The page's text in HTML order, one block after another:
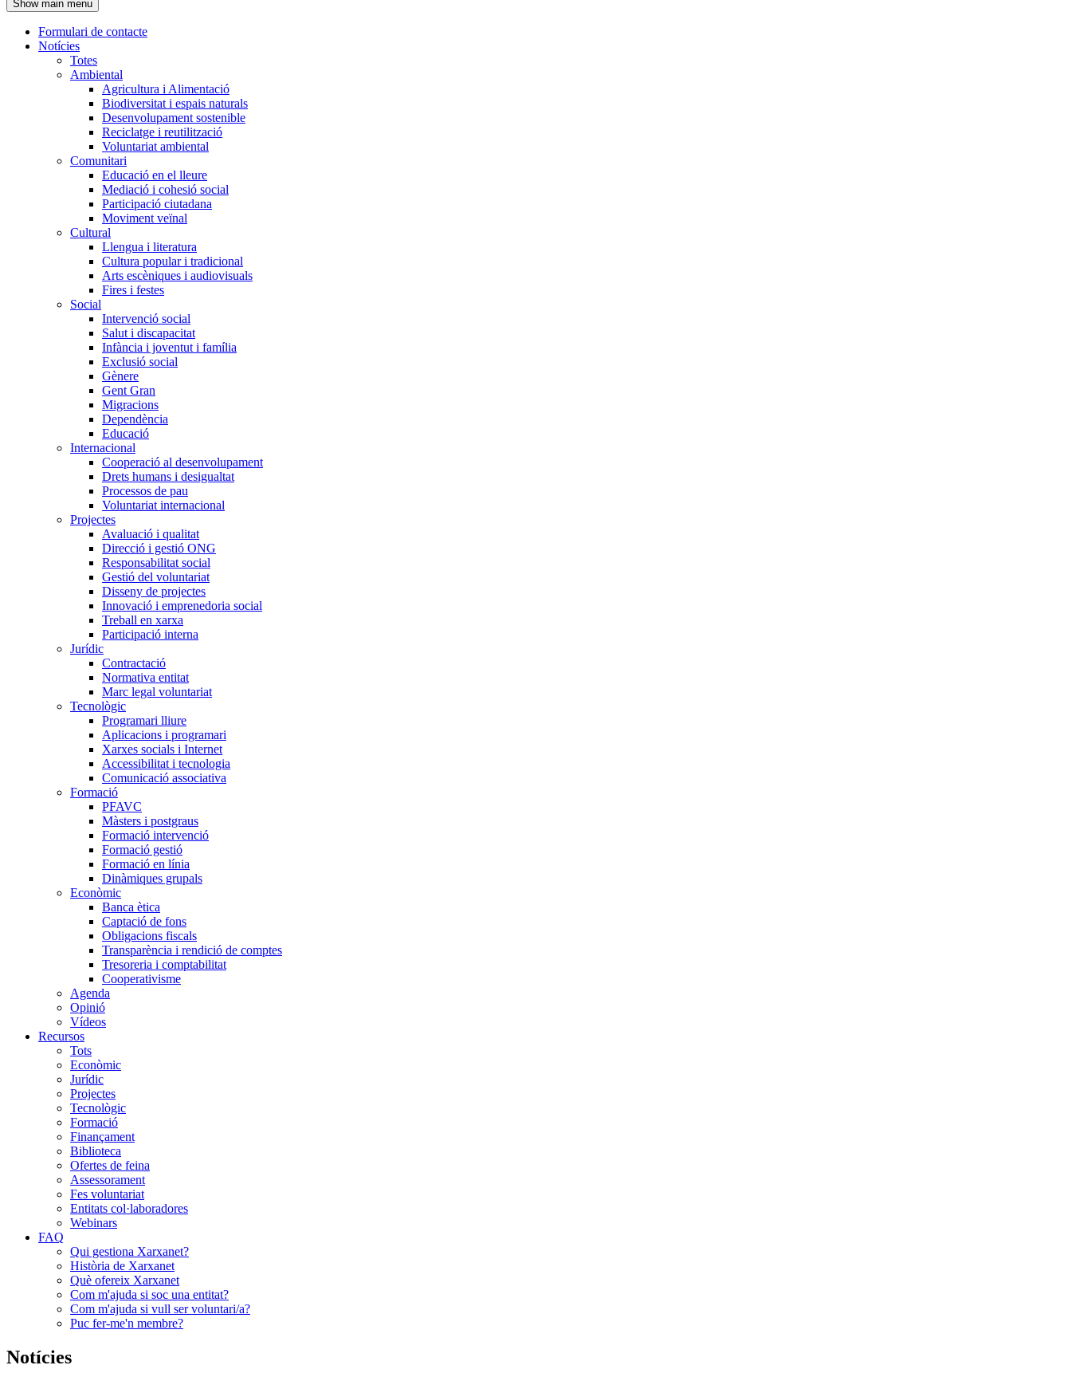
l'encapçalament
Show main menu
Navegació
principal
Formulari de contacte
Notícies
Totes
Ambiental
Agricultura i Alimentació
Biodiversitat i espais naturals
Desenvolupament sostenible
Reciclatge i reutilització
Voluntariat ambiental
Comunitari
Educació en el lleure
Mediació i cohesió social
Participació ciutadana
Moviment veïnal
Cultural
Llengua i literatura
Cultura popular i tradicional
Arts escèniques i audiovisuals
Fires i festes
Social
Intervenció social
Salut i discapacitat
Infància i joventut i família
Exclusió social
Gènere
Gent Gran
Migracions
Dependència
Educació
Internacional
Cooperació al desenvolupament
Drets humans i desigualtat
Processos de pau
Voluntariat internacional
Projectes
Avaluació i qualitat
Direcció i gestió ONG
Responsabilitat social
Gestió del voluntariat
Disseny de projectes
Innovació i emprenedoria social
Treball en xarxa
Participació interna
Jurídic
Contractació
Normativa entitat
Marc legal voluntariat
Tecnològic
Programari lliure
Aplicacions i programari
Xarxes socials i Internet
Accessibilitat i tecnologia
Comunicació associativa
Formació
PFAVC
Màsters i postgraus
Formació intervenció
Formació gestió
Formació en línia
Dinàmiques grupals
Econòmic
Banca ètica
Captació de fons
Obligacions fiscals
Transparència i rendició de comptes
Tresoreria i comptabilitat
Cooperativisme
Agenda
Opinió
Vídeos
Recursos
Tots
Econòmic
Jurídic
Projectes
Tecnològic
Formació
Finançament
Biblioteca
Ofertes de feina
Assessorament
Fes voluntariat
Entitats col·laboradores
Webinars
FAQ
Qui gestiona Xarxanet?
Història de Xarxanet
Què ofereix Xarxanet
Com m'ajuda si soc una entitat?
Com m'ajuda si vull ser voluntari/a?
Puc fer-me'n membre?
Notícies